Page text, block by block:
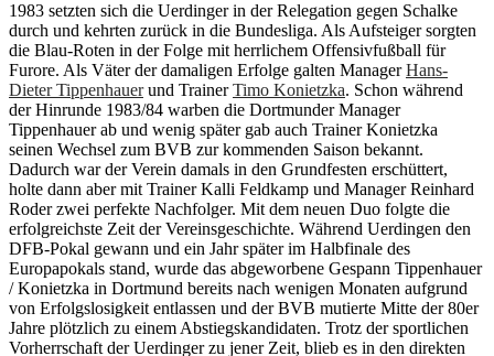
1983 setzten sich die Uerdinger in der Relegation gegen Schalke
durch und kehrten zurück in die Bundesliga. Als Aufsteiger sorgten
die Blau-Roten in der Folge mit herrlichem Offensivfußball für
Furore. Als Väter der damaligen Erfolge galten ManagerHans-
Dieter Tippenhauerund TrainerTimo Konietzka. Schon während
der Hinrunde 1983/84 warben die Dortmunder Manager
Tippenhauer ab und wenig später gab auch Trainer Konietzka
seinen Wechsel zum BVB zur kommenden Saison bekannt.
Dadurch war der Verein damals in den Grundfesten erschüttert,
holte dann aber mit Trainer Kalli Feldkamp und Manager Reinhard
Roder zwei perfekte Nachfolger. Mit dem neuen Duo folgte die
erfolgreichste Zeit der Vereinsgeschichte. Während Uerdingen den
DFB-Pokal gewann und ein Jahr später im Halbfinale des
Europapokals stand, wurde das abgeworbene Gespann Tippenhauer
/ Konietzka in Dortmund bereits nach wenigen Monaten aufgrund
von Erfolgslosigkeit entlassen und der BVB mutierte Mitte der 80er
Jahre plötzlich zu einem Abstiegskandidaten. Trotz der sportlichen
Vorherrschaft der Uerdinger zu jener Zeit, blieb es in den direkten